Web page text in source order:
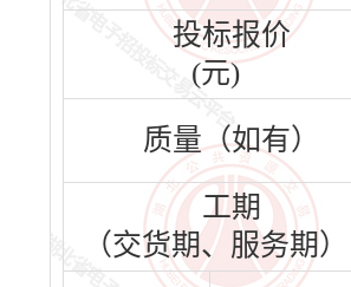
投标报价
(元)
质量（如有）
工期
（交货期、服务期）